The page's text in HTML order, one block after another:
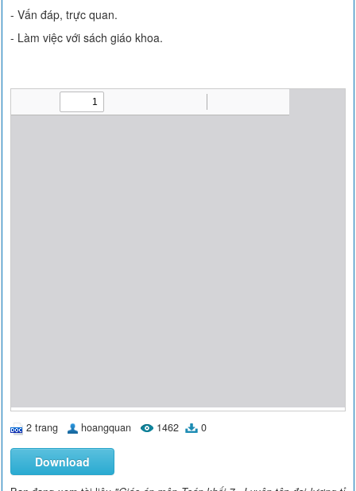
- Vấn đáp, trực quan.
- Làm việc với sách giáo khoa.
2 trang hoangquan 1462 0
Download